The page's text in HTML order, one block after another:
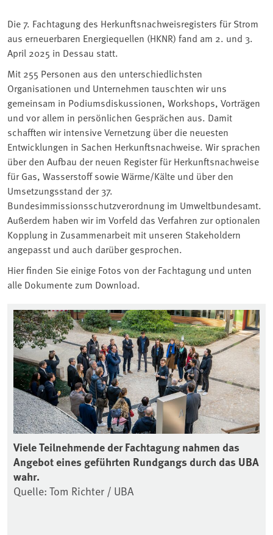
Die 7. Fachtagung des Herkunftsnachweisregisters für Strom
aus erneuerbaren Energiequellen (HKNR) fand am 2. und 3.
April 2025 in Dessau statt.
Mit 255 Personen aus den unterschiedlichsten
Organisationen und Unternehmen tauschten wir uns
gemeinsam in Podiumsdiskussionen, Workshops, Vorträgen
und vor allem in persönlichen Gesprächen aus. Damit
schafften wir intensive Vernetzung über die neuesten
Entwicklungen in Sachen Herkunftsnachweise. Wir sprachen
über den Aufbau der neuen Register für Herkunftsnachweise
für Gas, Wasserstoff sowie Wärme/Kälte und über den
Umsetzungsstand der 37.
Bundesimmissionsschutzverordnung im Umweltbundesamt.
Außerdem haben wir im Vorfeld das Verfahren zur optionalen
Kopplung in Zusammenarbeit mit unseren Stakeholdern
angepasst und auch darüber gesprochen.
Hier finden Sie einige Fotos von der Fachtagung und unten
alle Dokumente zum Download.
Viele Teilnehmende der Fachtagung nahmen das
Angebot eines geführten Rundgangs durch das UBA
wahr.
Quelle: Tom Richter / UBA